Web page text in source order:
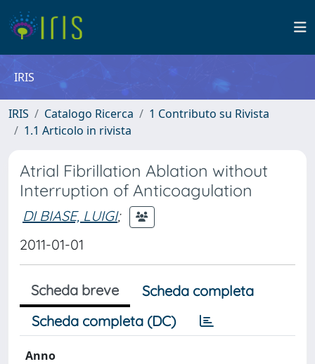
IRIS
IRIS Catalogo Ricerca
1 Contributo su Rivista
1.1 Articolo in rivista
Atrial Fibrillation Ablation without
Interruption of Anticoagulation
DI BIASE, LUIGI;
2011-01-01
Scheda breve
Scheda completa
Scheda completa (DC)
Anno